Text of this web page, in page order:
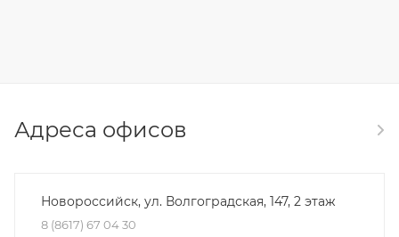
Адреса офисов
Новороссийск, ул. Волгоградская, 147, 2 этаж
8 (8617) 67 04 30